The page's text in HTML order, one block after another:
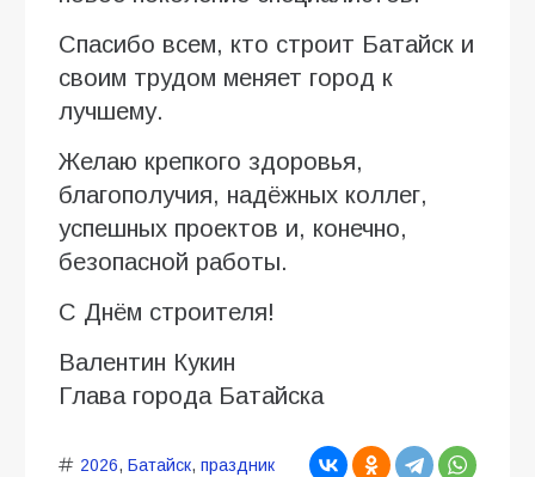
Спасибо всем, кто строит Батайск и
своим трудом меняет город к
лучшему.
Желаю крепкого здоровья,
благополучия, надёжных коллег,
успешных проектов и, конечно,
безопасной работы.
С Днём строителя!
Валентин Кукин
Глава города Батайска
2026, Батайск, праздник